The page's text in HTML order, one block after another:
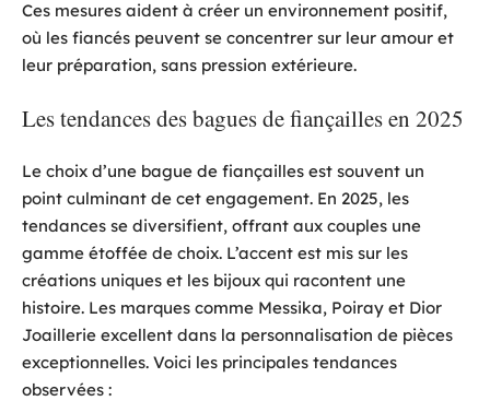
Ces mesures aident à créer un environnement positif,
où les fiancés peuvent se concentrer sur leur amour et
leur préparation, sans pression extérieure.
Les tendances des bagues de fiançailles en 2025
Le choix d’une bague de fiançailles est souvent un
point culminant de cet engagement. En 2025, les
tendances se diversifient, offrant aux couples une
gamme étoffée de choix. L’accent est mis sur les
créations uniques et les bijoux qui racontent une
histoire. Les marques comme Messika, Poiray et Dior
Joaillerie excellent dans la personnalisation de pièces
exceptionnelles. Voici les principales tendances
observées :